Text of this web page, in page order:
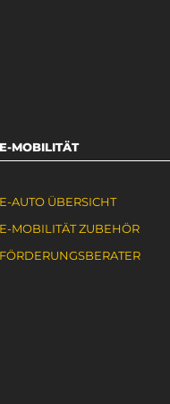
E-MOBILITÄT
E-AUTO ÜBERSICHT
E-MOBILITÄT ZUBEHÖR
FÖRDERUNGSBERATER